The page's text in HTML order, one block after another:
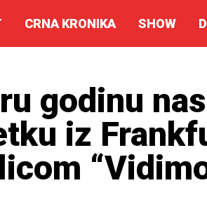
CRNA KRONIKA SHOW
godinu
iz